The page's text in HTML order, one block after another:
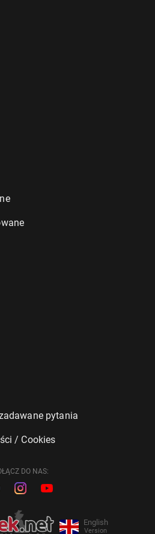
pytania
/ Cookies
DO NAS:
English
Version